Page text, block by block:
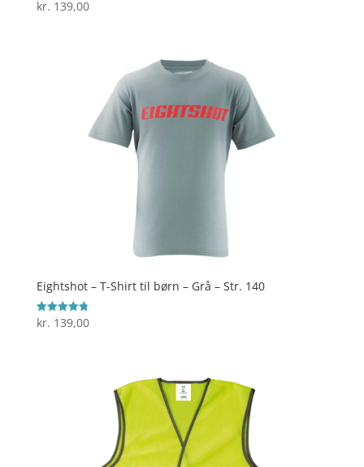
Vurderet
4.6
kr. 139,00
Eightshot – T-Shirt til børn – Grå – Str. 140
Vurderet
4.8
kr. 139,00